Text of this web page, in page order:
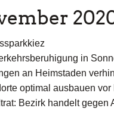
in
an Heimstaden
optimal ausbauen
Bezirk handelt